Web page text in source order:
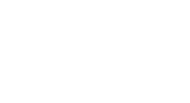
Salesforce Voice med innebygd
numre fra gjeldende
i